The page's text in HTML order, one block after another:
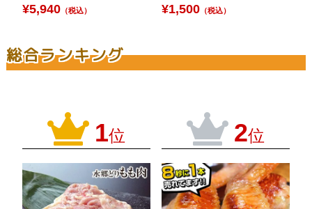
¥5,940 （税込） ¥1,500 （税込）
総合ランキング
1位 2位